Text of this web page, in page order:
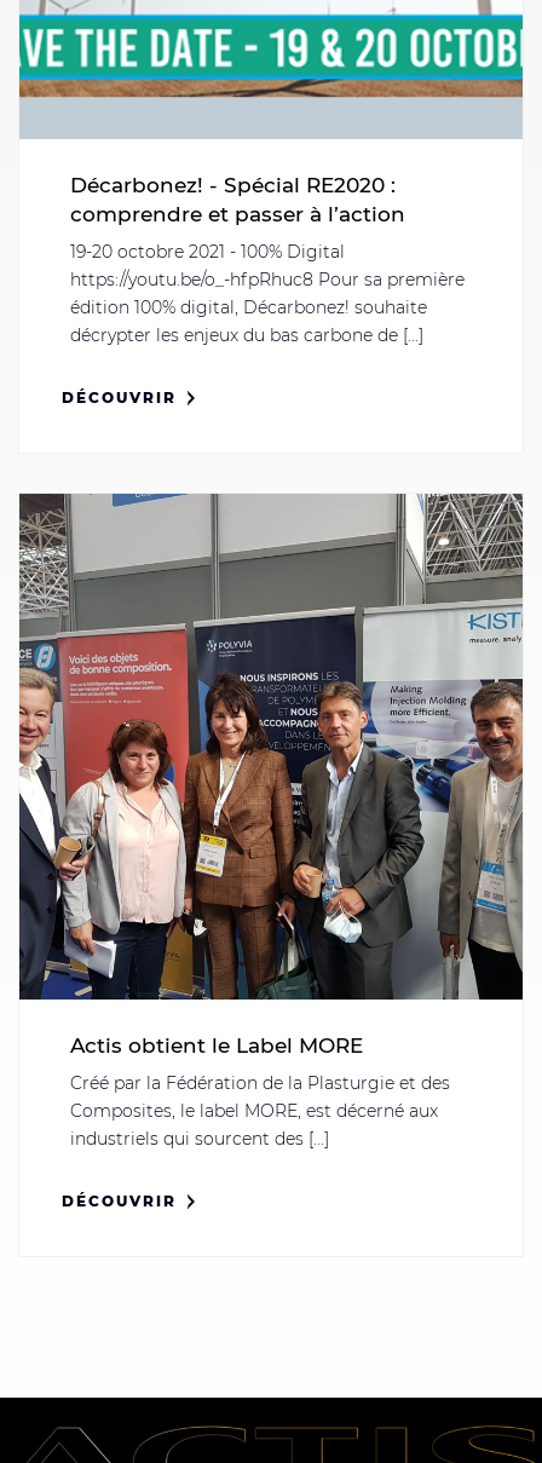
Décarbonez! - Spécial RE2020 :
comprendre et passer à l’action
19-20 octobre 2021 - 100% Digital
https://youtu.be/o_-hfpRhuc8 Pour sa première
édition 100% digital, Décarbonez! souhaite
décrypter les enjeux du bas carbone de [...]
DÉCOUVRIR
Actis obtient le Label MORE
Créé par la Fédération de la Plasturgie et des
Composites, le label MORE, est décerné aux
industriels qui sourcent des [...]
DÉCOUVRIR